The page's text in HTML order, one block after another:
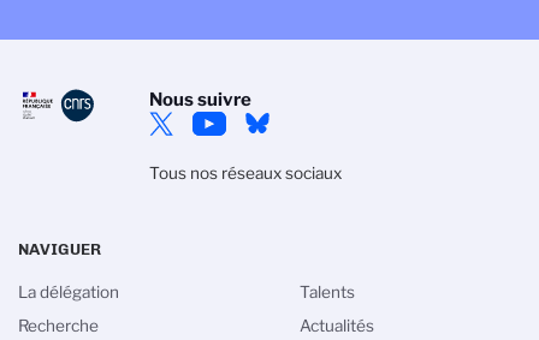
Nous suivre
Tous nos réseaux sociaux
NAVIGUER
La délégation
Recherche
Talents
Actualités